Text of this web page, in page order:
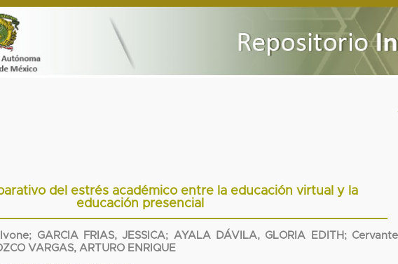
del estrés académico entre la educación virtual y la
educación presencial
; GARCIA FRIAS, JESSICA; AYALA DÁVILA, GLORIA EDITH ;
VARGAS, ARTURO ENRIQUE